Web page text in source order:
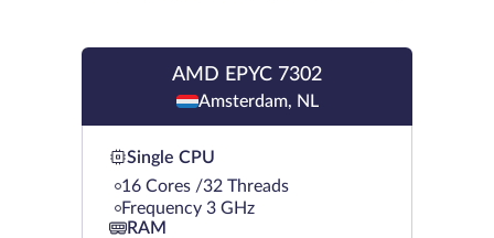
AMD EPYC 7302
Amsterdam, NL
Single CPU
16 Cores /32 Threads
Frequency 3 GHz
RAM